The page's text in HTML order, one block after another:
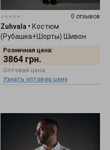
0 отзывов
Zuhvala • Костюм
(Рубашка+Шорты) Шивон
Розничная цена:
3864 грн.
Оптовая цена:
Узнать оптовую цену